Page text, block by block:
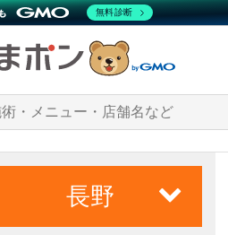
長野
無料診断